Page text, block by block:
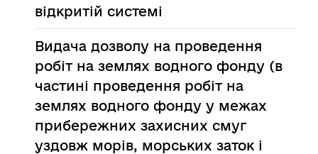
відкритій системі
Видача дозволу на проведення
робіт на землях водного фонду (в
частині проведення робіт на
землях водного фонду у межах
прибережних захисних смуг
уздовж морів, морських заток і